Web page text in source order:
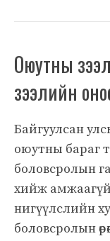
Оюутны
зээлийн
Байгуулсан
оюутны бараг
боловсролын
хийж
нигүүлслийн
боловсролын